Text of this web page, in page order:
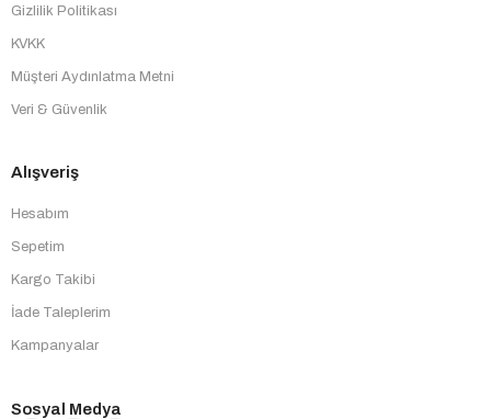
Gizlilik Politikası
KVKK
Müşteri Aydınlatma Metni
Veri & Güvenlik
Alışveriş
Hesabım
Sepetim
Kargo Takibi
İade Taleplerim
Kampanyalar
Sosyal Medya